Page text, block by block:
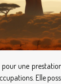
une
Elle